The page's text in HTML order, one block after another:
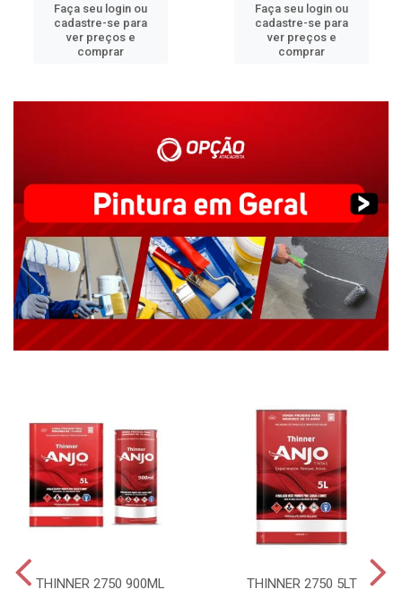
Faça seu login ou
cadastre-se para
ver preços e
comprar
Faça seu login ou
cadastre-se para
ver preços e
comprar
THINNER 2750 900ML THINNER 2750 5LT